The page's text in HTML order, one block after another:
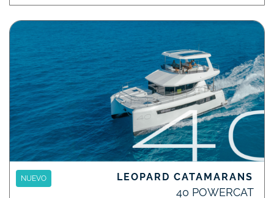
NUEVO LEOPARD CATAMARANS
40 POWERCAT